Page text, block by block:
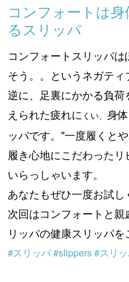
コンフォートは
るスリッパ
コンフォートスリッパ
そう。。というネガテ
逆に、足裏にかかる負
えられた疲れに くい、身
ッパです。"一度履くと
履き心地にこだわったリ
いらっしゃいます。
あなたもぜひ一度お試し
次回はコンフォートと
リッパの健康スリッパを
#スリッパ #slippers #スリ